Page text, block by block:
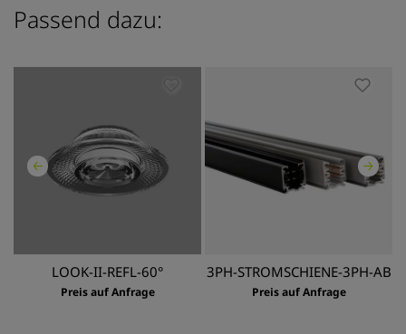
Passend dazu:
LOOK-II-REFL-60°
Preis auf Anfrage
3PH-STROMSCHIENE-3PH-AB
Preis auf Anfrage